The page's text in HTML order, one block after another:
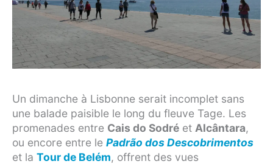
Un dimanche à Lisbonne serait incomplet sans
une balade paisible le long du fleuve Tage. Les
promenades entre Cais do Sodré et Alcântara,
ou encore entre le Padrão dos Descobrimentos
et la Tour de Belém, offrent des vues